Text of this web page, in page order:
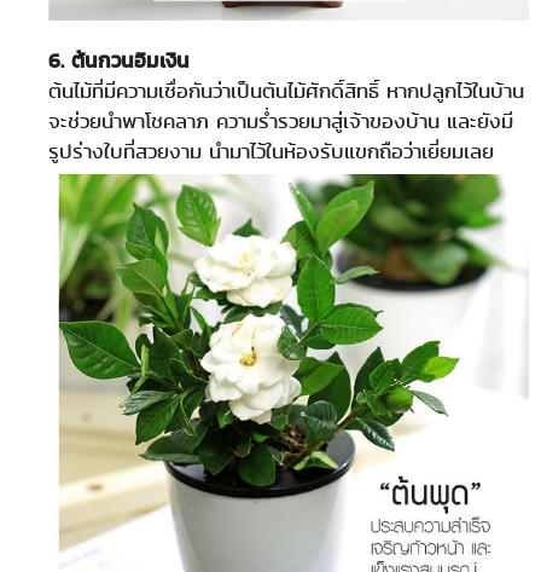
6. ต้นกวนอิมเงิน
ต้นไม้ที่มีความเชื่อกันว่าเป็นต้นไม้ศักดิ์สิทธิ์ หากปลูกไว้ในบ้าน
จะช่วยนำพาโชคลาภ ความร่ำรวยมาสู่เจ้าของบ้าน และยังมี
รูปร่างใบที่สวยงาม นำมาไว้ในห้องรับแขกถือว่าเยี่ยมเลย